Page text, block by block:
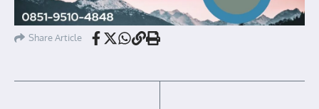
Share Article